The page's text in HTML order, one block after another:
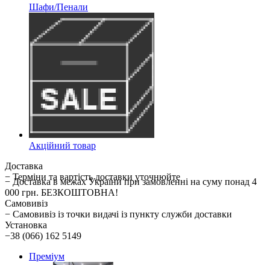
Шафи/Пенали
Акційний товар
Доставка
− Терміни та вартість доставки уточнюйте
− Доставка в межах України при замовленні на суму понад 4
000 грн. БЕЗКОШТОВНА!
Самовивіз
− Самовивіз із точки видачі із пункту служби доставки
Установка
−38 (066) 162 5149
Преміум